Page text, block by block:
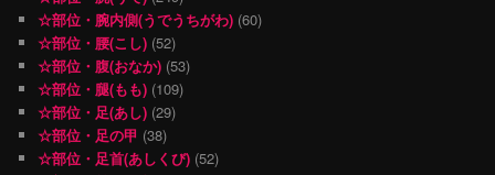
☆部位・腕内側(うでうちがわ) (60)
☆部位・腰(こし) (52)
☆部位・腹(おなか) (53)
☆部位・腿(もも) (109)
☆部位・足(あし) (29)
☆部位・足の甲 (38)
☆部位・足首(あしくび) (52)